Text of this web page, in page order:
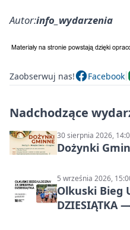
Autor:info_wydarzenia
Zaobserwuj nas! Facebook
Nadchodzące
30 sierpnia 2026,
Dożynki
5 września 2026,
Olkuski Bieg
DZIESIĄTKA